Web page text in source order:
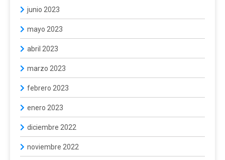
junio 2023
mayo 2023
abril 2023
marzo 2023
febrero 2023
enero 2023
diciembre 2022
noviembre 2022